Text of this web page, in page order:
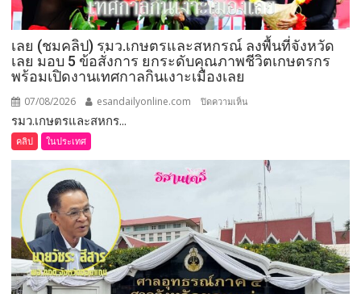
เลย (ชมคลิป) รมว.เกษตรและสหกรณ์ ลงพื้นที่จังหวัด
เลย มอบ 5 ข้อสั่งการ ยกระดับคุณภาพชีวิตเกษตรกร
พร้อมเปิดงานเทศกาลกินเงาะเมืองเลย
07/08/2026 esandailyonline.com ปิดความเห็น
รมว.เกษตร
และ
สหกรณ์
ลงพื้น
ที่
จังหวัด
เลย
รมว.เกษตรและสหกร...
คลิป ในประเทศ